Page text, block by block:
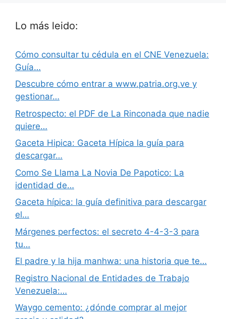
Lo más leido:
Cómo consultar tu cédula en el CNE Venezuela:
Guía…
Descubre cómo entrar a www.patria.org.ve y
gestionar…
Retrospecto: el PDF de La Rinconada que nadie
quiere…
Gaceta Hipica: Gaceta Hípica la guía para
descargar…
Como Se Llama La Novia De Papotico: La
identidad de…
Gaceta hípica: la guía definitiva para descargar
el…
Márgenes perfectos: el secreto 4-4-3-3 para
tu…
El padre y la hija manhwa: una historia que te…
Registro Nacional de Entidades de Trabajo
Venezuela:…
Waygo cemento: ¿dónde comprar al mejor